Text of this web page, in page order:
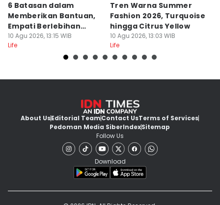
6 Batasan dalam
Memberikan Bantuan,
Empati Berlebihan
Kurang Tepat
10 Agu 2026, 13:15 WIB
Life
Tren Warna Summer
Fashion 2026, Turquoise
hingga Citrus Yellow
10 Agu 2026, 13:03 WIB
Life
About UsEditorial TeamContact UsTerms of Services
Pedoman Media SiberIndexSitemap
Follow Us
Download